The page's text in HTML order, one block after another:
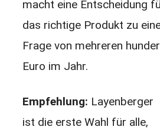
macht eine Entscheidung
das richtige Produkt zu
Frage von mehreren
Euro im Jahr.
Empfehlung: Layenberger
ist die erste Wahl für alle,